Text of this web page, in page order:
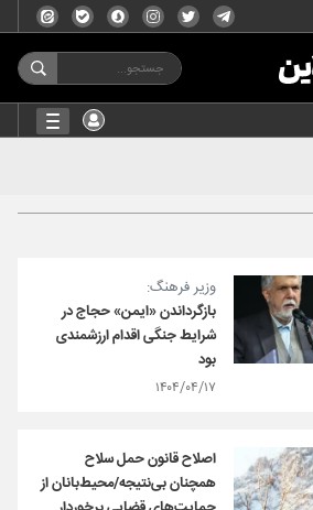
وزیر فرهنگ:
بازگرداندن «ایمن» حجاج در
شرایط جنگی اقدام ارزشمندی
بود
۱۴۰۴/۰۴/۱۷
اصلاح قانون حمل سلاح
همچنان بی‌نتیجه/محیط‌بانان از